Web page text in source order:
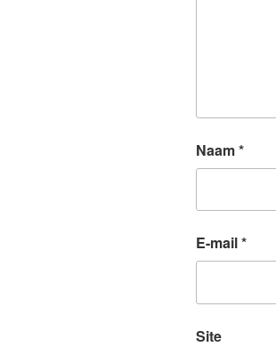
Naam*
E-mail*
Site